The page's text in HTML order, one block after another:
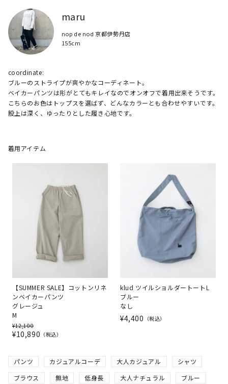
maru
nop de nod 京都伊勢丹店
155cm
coordinate:
ブルーのストライプが爽やかなコーディネート。
ベイカーパンツは形がとてもキレイなのでオンオフで着用出来そうです。
こちらのお色はトップスを選ばず、どんなカラーとも合わせやすいです。
着用アイテム
【SUMMER SALE】コットンリネ
ンベイカーパンツ
グレージュ
M
¥12,100
¥10,890 税込
klud ツイルショルダートートL
ブルー
なし
¥4,400 税込
パンツ カジュアルコーデ 大人カジュアル
シャツ
ブラウス
無地 低身長 大人ナチュラル
ブルー